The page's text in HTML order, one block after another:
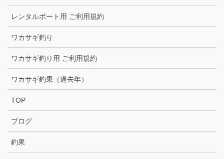
レンタルボート用 ご利用規約
ワカサギ釣り
ワカサギ釣り用 ご利用規約
ワカサギ釣果（過去年）
TOP
ブログ
釣果